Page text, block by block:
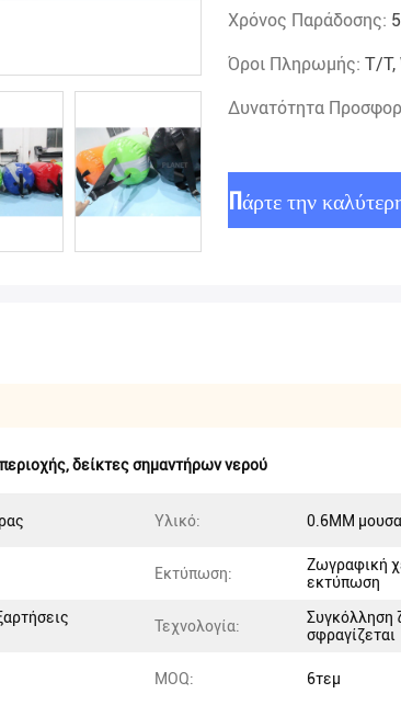
Χρόνος Παράδοσης:
Όροι Πληρωμής: T/T,
Δυνατότητα
Πάρτε την
,δείκτες σημαντήρων νερού
Υλικό: 0.6MM
Εκτύπωση:
Ζωγραφική
εκτύπωση
Τεχνολογία:
Συγκόλληση
σφραγίζεται
MOQ: 6τεμ